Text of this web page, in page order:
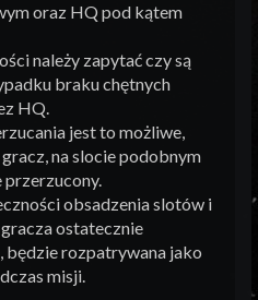
oraz HQ pod kątem
należy zapytać czy są
braku chętnych
HQ.
jest to możliwe,
na slocie podobnym
obsadzenia slotów i
ostatecznie
będzie rozpatrywana jako
misji.